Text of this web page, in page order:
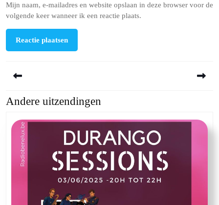
Mijn naam, e-mailadres en website opslaan in deze browser voor de
volgende keer wanneer ik een reactie plaats.
Previous
Andere uitzendingen